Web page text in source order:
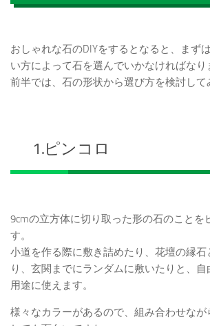
おしゃれな石のDIYをするとなると、まず
い方によって石を選んでいかなければなり
前半では、石の形状から選び方を検討して
1.ピンコロ
9cmの立方体に切り取った形の石のことを
す。
小道を作る際に敷き詰めたり、花壇の縁石
り、玄関までにランダムに敷いたりと、
用途に使えます。
様々なカラーがあるので、組み合わせなが